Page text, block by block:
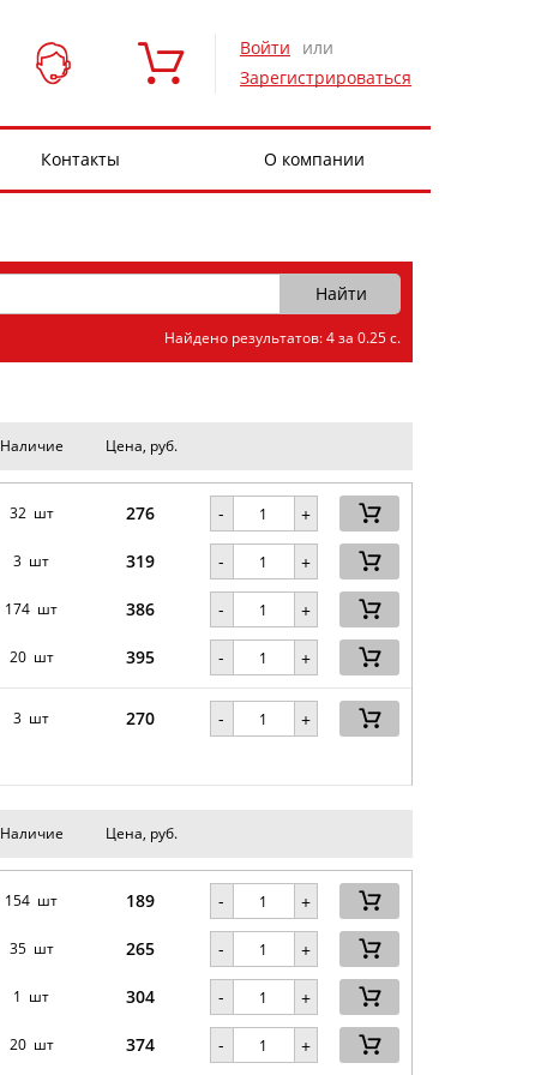
Войти
или
Зарегистрироваться
Контакты О компании
Найдено результатов: 4 за 0.25 с.
Наличие Цена, руб.
32 шт 276 - +
3 шт 319 - +
174 шт 386 - +
20 шт 395 - +
3 шт 270 - +
Наличие Цена, руб.
154 шт 189 - +
35 шт 265 - +
1 шт 304 - +
20 шт 374 - +